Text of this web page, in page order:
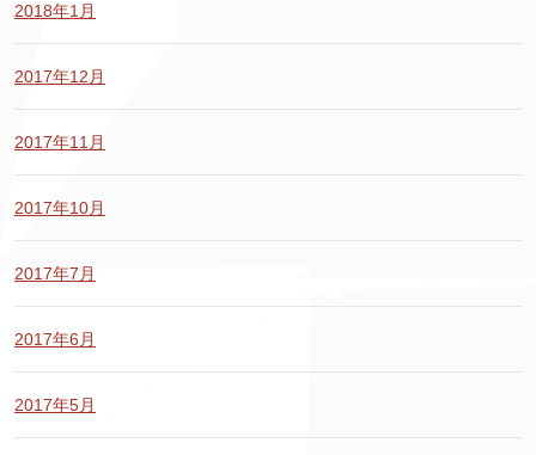
2018年1月
2017年12月
2017年11月
2017年10月
2017年7月
2017年6月
2017年5月